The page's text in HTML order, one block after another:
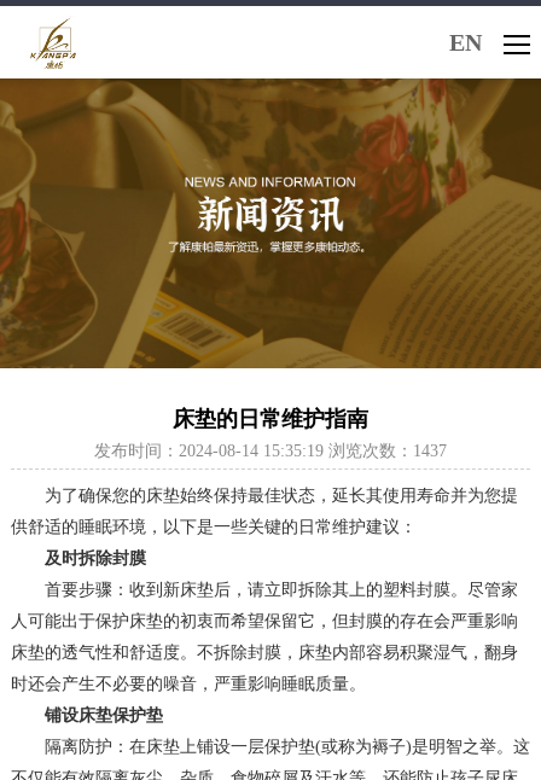
EN
床垫的日常维护指南
发布时间：2024-08-14 15:35:19 浏览次数：1437
为了确保您的床垫始终保持最佳状态，延长其使用寿命并为您提
供舒适的睡眠环境，以下是一些关键的日常维护建议：
及时拆除封膜
首要步骤：收到新床垫后，请立即拆除其上的塑料封膜。尽管家
人可能出于保护床垫的初衷而希望保留它，但封膜的存在会严重影响
床垫的透气性和舒适度。不拆除封膜，床垫内部容易积聚湿气，翻身
时还会产生不必要的噪音，严重影响睡眠质量。
铺设床垫保护垫
隔离防护：在床垫上铺设一层保护垫(或称为褥子)是明智之举。这